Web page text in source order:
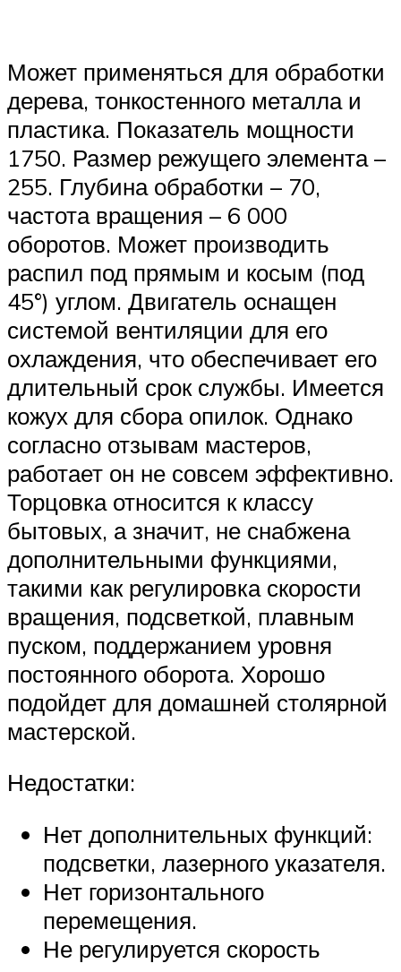
Может применяться для обработки
дерева, тонкостенного металла и
пластика. Показатель мощности
1750. Размер режущего элемента –
255. Глубина обработки – 70,
частота вращения – 6 000
оборотов. Может производить
распил под прямым и косым (под
45°) углом. Двигатель оснащен
системой вентиляции для его
охлаждения, что обеспечивает его
длительный срок службы. Имеется
кожух для сбора опилок. Однако
согласно отзывам мастеров,
работает он не совсем эффективно.
Торцовка относится к классу
бытовых, а значит, не снабжена
дополнительными функциями,
такими как регулировка скорости
вращения, подсветкой, плавным
пуском, поддержанием уровня
постоянного оборота. Хорошо
подойдет для домашней столярной
мастерской.
Недостатки:
Нет дополнительных функций:
подсветки, лазерного указателя.
Нет горизонтального
перемещения.
Не регулируется скорость